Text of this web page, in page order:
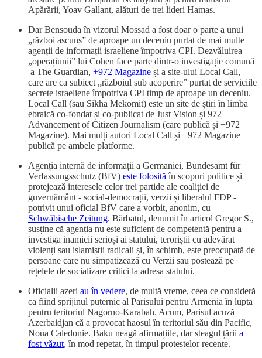
Apărării, Yoav Gallant, alături de trei lideri Hamas.
Dar Bensouda în vizorul Mossad a fost doar o parte a unui
„război ascuns” de aproape un deceniu purtat de mai multe
agenții de informații israeliene împotriva CPI. Dezvăluirea
„operațiunii” lui Cohen face parte dintr-o investigație comună
a The Guardian, +972 Magazine și a site-ului Local Call,
care are ca subiect „războiul sub acoperire” purtat de serviciile
secrete israeliene împotriva CPI timp de aproape un deceniu.
Local Call (sau Sikha Mekomit) este un site de știri în limba
ebraică co-fondat și co-publicat de Just Vision și 972
Advancement of Citizen Journalism (care publică și +972
Magazine). Mai mulți autori Local Call și +972 Magazine
publică pe ambele platforme.
Agenția internă de informații a Germaniei, Bundesamt für
Verfassungsschutz (BfV) este folosită în scopuri politice și
protejează interesele celor trei partide ale coaliției de
guvernământ - social-democrații, verzii și liberalul FDP -
potrivit unui oficial BfV care a vorbit, anonim, cu
Schwäbische Zeitung. Bărbatul, denumit în articol Gregor S.,
susține că agenția nu este suficient de competentă pentru a
investiga inamicii serioși ai statului, teroriștii cu adevărat
violenți sau islamiștii radicali și, în schimb, este preocupată de
persoane care nu simpatizează cu Verzii sau postează pe
rețelele de socializare critici la adresa statului.
Oficialii azeri au în vedere, de multă vreme, ceea ce consideră
ca fiind sprijinul puternic al Parisului pentru Armenia în lupta
pentru teritoriul Nagorno-Karabah. Acum, Parisul acuză
Azerbaidjan că a provocat haosul în teritoriul său din Pacific,
Noua Caledonie. Baku neagă afirmațiile, dar steagul țării a
fost văzut, în mod repetat, în timpul protestelor recente.